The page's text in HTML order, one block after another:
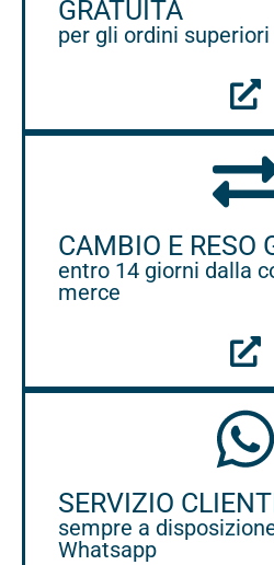
GRATUITA
per gli ordini superiori
CAMBIO E RESO
entro 14 giorni dalla
merce
SERVIZIO
sempre a
Whatsapp